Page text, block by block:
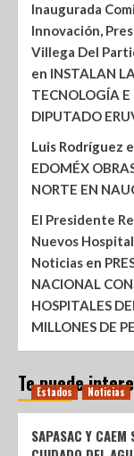
Inaugurada
Innovación,
Villega Del
en INSTALAN
TECNOLOGÍA E
DIPUTADO
Luis Rodríguez
EDOMÉX
NORTE EN
El Presidente
Nuevos
Noticias en
NACIONAL
HOSPITALES
MILLONES DE
Te puede
Estados Noticias
SAPASAC Y CAEM